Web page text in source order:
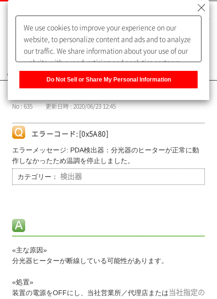
よくあるご質問（FAQ）
No : 635 更新日時 : 2020/06/23 12:45
エラーコード:[0x5A80]
エラーメッセージ: PDA検出器：分光器のヒーターが正常に動
作しなかったため温調を停止しました。
カテゴリー： 検出器
«主な原因»
分光器ヒーターが断線している可能性があります。
«処置»
装置の電源をOFFにし、当社営業所／代理店または 当社指定の
We use cookies to improve your experience on our
website, to personalize content and ads and to analyze
our traffic. We share information about your use of our
website with our advertising and analytics partners,
of our sharing information about you with our partners.
Information] to customize your cookie settings on our
Do Not Sell or Share My Personal Information